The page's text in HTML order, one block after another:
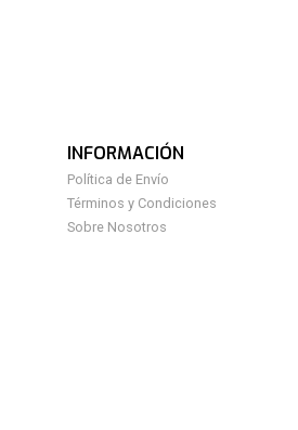
INFORMACIÓN
Política de Envío
Términos y Condiciones
Sobre Nosotros